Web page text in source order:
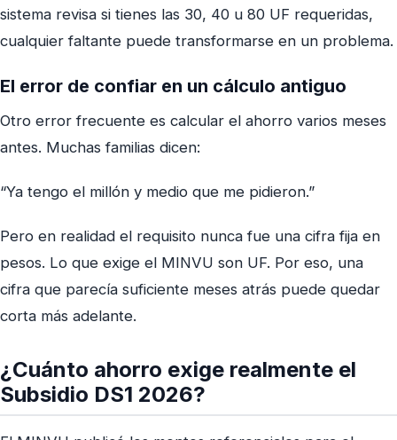
sistema revisa si tienes las 30, 40 u 80 UF requeridas,
cualquier faltante puede transformarse en un problema.
El error de confiar en un cálculo antiguo
Otro error frecuente es calcular el ahorro varios meses
antes. Muchas familias dicen:
“Ya tengo el millón y medio que me pidieron.”
Pero en realidad el requisito nunca fue una cifra fija en
pesos. Lo que exige el MINVU son UF. Por eso, una
cifra que parecía suficiente meses atrás puede quedar
corta más adelante.
¿Cuánto ahorro exige realmente el
Subsidio DS1 2026?